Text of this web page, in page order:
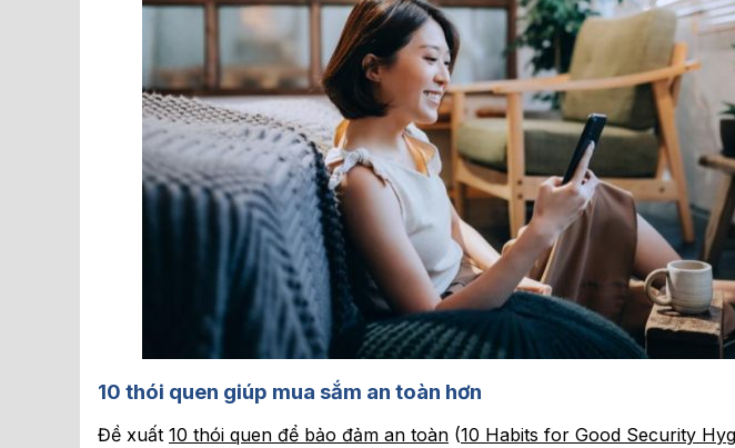
10 thói quen giúp mua sắm an toàn hơn
Đề xuất 10 thói quen để bảo đảm an toàn (10 Habits for Good Security